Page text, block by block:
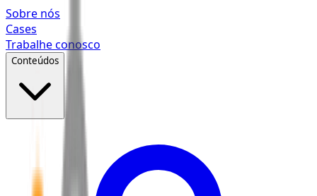
Pular para o conteúdo principal
Sobre nós
Cases
Trabalhe conosco
Conteúdos